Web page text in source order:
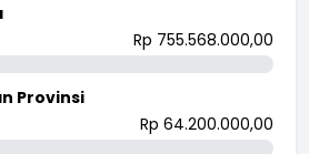
Rp 755.568.000,00
Provinsi
Rp 64.200.000,00